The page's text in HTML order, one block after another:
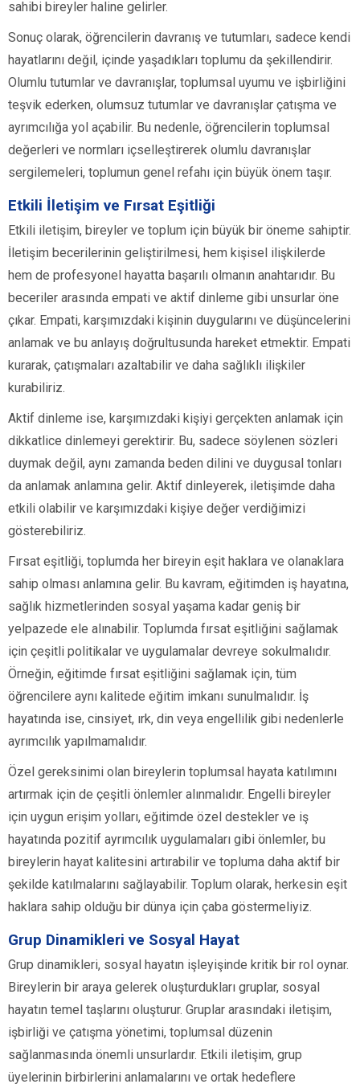
sahibi bireyler haline gelirler.
Sonuç olarak, öğrencilerin davranış ve tutumları, sadece kendi
hayatlarını değil, içinde yaşadıkları toplumu da şekillendirir.
Olumlu tutumlar ve davranışlar, toplumsal uyumu ve işbirliğini
teşvik ederken, olumsuz tutumlar ve davranışlar çatışma ve
ayrımcılığa yol açabilir. Bu nedenle, öğrencilerin toplumsal
değerleri ve normları içselleştirerek olumlu davranışlar
sergilemeleri, toplumun genel refahı için büyük önem taşır.
Etkili İletişim ve Fırsat Eşitliği
Etkili iletişim, bireyler ve toplum için büyük bir öneme sahiptir.
İletişim becerilerinin geliştirilmesi, hem kişisel ilişkilerde
hem de profesyonel hayatta başarılı olmanın anahtarıdır. Bu
beceriler arasında empati ve aktif dinleme gibi unsurlar öne
çıkar. Empati, karşımızdaki kişinin duygularını ve düşüncelerini
anlamak ve bu anlayış doğrultusunda hareket etmektir. Empati
kurarak, çatışmaları azaltabilir ve daha sağlıklı ilişkiler
kurabiliriz.
Aktif dinleme ise, karşımızdaki kişiyi gerçekten anlamak için
dikkatlice dinlemeyi gerektirir. Bu, sadece söylenen sözleri
duymak değil, aynı zamanda beden dilini ve duygusal tonları
da anlamak anlamına gelir. Aktif dinleyerek, iletişimde daha
etkili olabilir ve karşımızdaki kişiye değer verdiğimizi
gösterebiliriz.
Fırsat eşitliği, toplumda her bireyin eşit haklara ve olanaklara
sahip olması anlamına gelir. Bu kavram, eğitimden iş hayatına,
sağlık hizmetlerinden sosyal yaşama kadar geniş bir
yelpazede ele alınabilir. Toplumda fırsat eşitliğini sağlamak
için çeşitli politikalar ve uygulamalar devreye sokulmalıdır.
Örneğin, eğitimde fırsat eşitliğini sağlamak için, tüm
öğrencilere aynı kalitede eğitim imkanı sunulmalıdır. İş
hayatında ise, cinsiyet, ırk, din veya engellilik gibi nedenlerle
ayrımcılık yapılmamalıdır.
Özel gereksinimi olan bireylerin toplumsal hayata katılımını
artırmak için de çeşitli önlemler alınmalıdır. Engelli bireyler
için uygun erişim yolları, eğitimde özel destekler ve iş
hayatında pozitif ayrımcılık uygulamaları gibi önlemler, bu
bireylerin hayat kalitesini artırabilir ve topluma daha aktif bir
şekilde katılmalarını sağlayabilir. Toplum olarak, herkesin eşit
haklara sahip olduğu bir dünya için çaba göstermeliyiz.
Grup Dinamikleri ve Sosyal Hayat
Grup dinamikleri, sosyal hayatın işleyişinde kritik bir rol oynar.
Bireylerin bir araya gelerek oluşturdukları gruplar, sosyal
hayatın temel taşlarını oluşturur. Gruplar arasındaki iletişim,
işbirliği ve çatışma yönetimi, toplumsal düzenin
sağlanmasında önemli unsurlardır. Etkili iletişim, grup
üyelerinin birbirlerini anlamalarını ve ortak hedeflere